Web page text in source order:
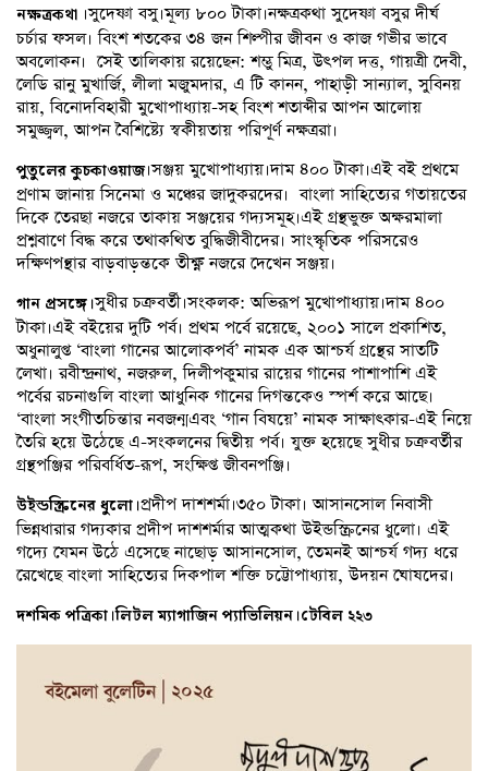
নক্ষত্রকথা ।সুদেষ্ণা বসু।মূল্য ৮০০ টাকা।নক্ষত্রকথা সুদেষ্ণা বসুর দীর্ঘ
চর্চার ফসল। বিংশ শতকের ৩৪ জন শিল্পীর জীবন ও কাজ গভীর ভাবে
অবলোকন। সেই তালিকায় রয়েছেন: শম্ভু মিত্র, উৎপল দত্ত, গায়ত্রী দেবী,
লেডি রানু মুখার্জি, লীলা মজুমদার, এ টি কানন, পাহাড়ী সান্যাল, সুবিনয়
রায়, বিনোদবিহারী মুখোপাধ্যায়-সহ বিংশ শতাব্দীর আপন আলোয়
সমুজ্জ্বল, আপন বৈশিষ্ট্যে স্বকীয়তায় পরিপূর্ণ নক্ষত্ররা।
পুতুলের কুচকাওয়াজ।সঞ্জয় মুখোপাধ্যায়।দাম ৪০০ টাকা।এই বই প্রথমে
প্রণাম জানায় সিনেমা ও মঞ্চের জাদুকরদের। বাংলা সাহিত্যের গতায়তের
দিকে তেরছা নজরে তাকায় সঞ্জয়ের গদ্যসমূহ।এই গ্রন্থভুক্ত অক্ষরমালা
প্রশ্নবাণে বিদ্ধ করে তথাকথিত বুদ্ধিজীবীদের। সাংস্কৃতিক পরিসরেও
দক্ষিণপন্থার বাড়বাড়ন্তকে তীক্ষ্ণ নজরে দেখেন সঞ্জয়।
গান প্রসঙ্গে।সুধীর চক্রবর্তী।সংকলক: অভিরূপ মুখোপাধ্যায়।দাম ৪০০
টাকা।এই বইয়ের দুটি পর্ব। প্রথম পর্বে রয়েছে, ২০০১ সালে প্রকাশিত,
অধুনালুপ্ত ‘বাংলা গানের আলোকপর্ব’ নামক এক আশ্চর্য গ্রন্থের সাতটি
লেখা। রবীন্দ্রনাথ, নজরুল, দিলীপকুমার রায়ের গানের পাশাপাশি এই
পর্বের রচনাগুলি বাংলা আধুনিক গানের দিগন্তকেও স্পর্শ করে আছে।
‘বাংলা সংগীতচিন্তার নবজন্মএবং ‘গান বিষয়ে’ নামক সাক্ষাৎকার-এই নিয়ে
তৈরি হয়ে উঠেছে এ-সংকলনের দ্বিতীয় পর্ব। যুক্ত হয়েছে সুধীর চক্রবর্তীর
গ্রন্থপঞ্জির পরিবর্ধিত-রূপ, সংক্ষিপ্ত জীবনপঞ্জি।
উইন্ডস্ক্রিনের ধুলো।প্রদীপ দাশশর্মা।৩৫০ টাকা। আসানসোল নিবাসী
ভিন্নধারার গদ্যকার প্রদীপ দাশশর্মার আত্মকথা উইন্ডস্ক্রিনের ধুলো। এই
গদ্যে যেমন উঠে এসেছে নাছোড় আসানসোল, তেমনই আশ্চর্য গদ্য ধরে
রেখেছে বাংলা সাহিত্যের দিকপাল শক্তি চট্টোপাধ্যায়, উদয়ন ঘোষদের।
দশমিক পত্রিকা।লিটল ম্যাগাজিন প্যাভিলিয়ন।টেবিল ২২৩